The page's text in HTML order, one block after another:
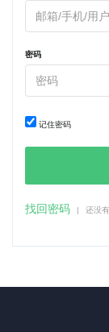
密码
记住密码
找回密码 | 还没